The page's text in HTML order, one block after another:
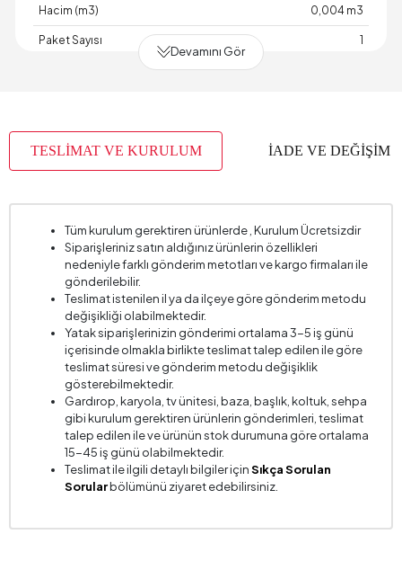
Hacim (m3) 0,004 m3
Paket Sayısı 1
Devamını Gör
TESLİMAT VE KURULUM İADE VE DEĞİŞİM
Tüm kurulum gerektiren ürünlerde , Kurulum Ücretsizdir
Siparişleriniz satın aldığınız ürünlerin özellikleri
nedeniyle farklı gönderim metotları ve kargo firmaları ile
gönderilebilir.
Teslimat istenilen il ya da ilçeye göre gönderim metodu
değişikliği olabilmektedir.
Yatak siparişlerinizin gönderimi ortalama 3-5 iş günü
içerisinde olmakla birlikte teslimat talep edilen ile göre
teslimat süresi ve gönderim metodu değişiklik
gösterebilmektedir.
Gardırop, karyola, tv ünitesi, baza, başlık, koltuk, sehpa
gibi kurulum gerektiren ürünlerin gönderimleri, teslimat
talep edilen ile ve ürünün stok durumuna göre ortalama
15-45 iş günü olabilmektedir.
Teslimat ile ilgili detaylı bilgiler içinSıkça Sorulan
Sorularbölümünü ziyaret edebilirsiniz.